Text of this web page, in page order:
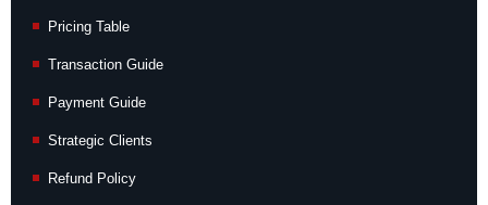
Pricing Table
Transaction Guide
Payment Guide
Strategic Clients
Refund Policy